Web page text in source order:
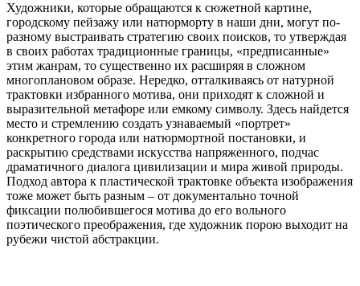
Художники, которые обращаются к сюжетной картине,
городскому пейзажу или натюрморту в наши дни, могут по-
разному выстраивать стратегию своих поисков, то утверждая
в своих работах традиционные границы, «предписанные»
этим жанрам, то существенно их расширяя в сложном
многоплановом образе. Нередко, отталкиваясь от натурной
трактовки избранного мотива, они приходят к сложной и
выразительной метафоре или емкому символу. Здесь найдется
место и стремлению создать узнаваемый «портрет»
конкретного города или натюрмортной постановки, и
раскрытию средствами искусства напряженного, подчас
драматичного диалога цивилизации и мира живой природы.
Подход автора к пластической трактовке объекта изображения
тоже может быть разным – от документально точной
фиксации полюбившегося мотива до его вольного
поэтического преображения, где художник порою выходит на
рубежи чистой абстракции.